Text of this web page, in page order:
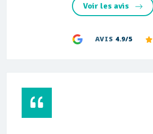
Voir les avis
AVIS 4.9/5